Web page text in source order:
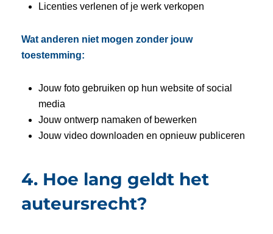
Licenties verlenen of je werk verkopen
Wat anderen niet mogen zonder jouw
toestemming:
Jouw foto gebruiken op hun website of social
media
Jouw ontwerp namaken of bewerken
Jouw video downloaden en opnieuw publiceren
4. Hoe lang geldt het
auteursrecht?